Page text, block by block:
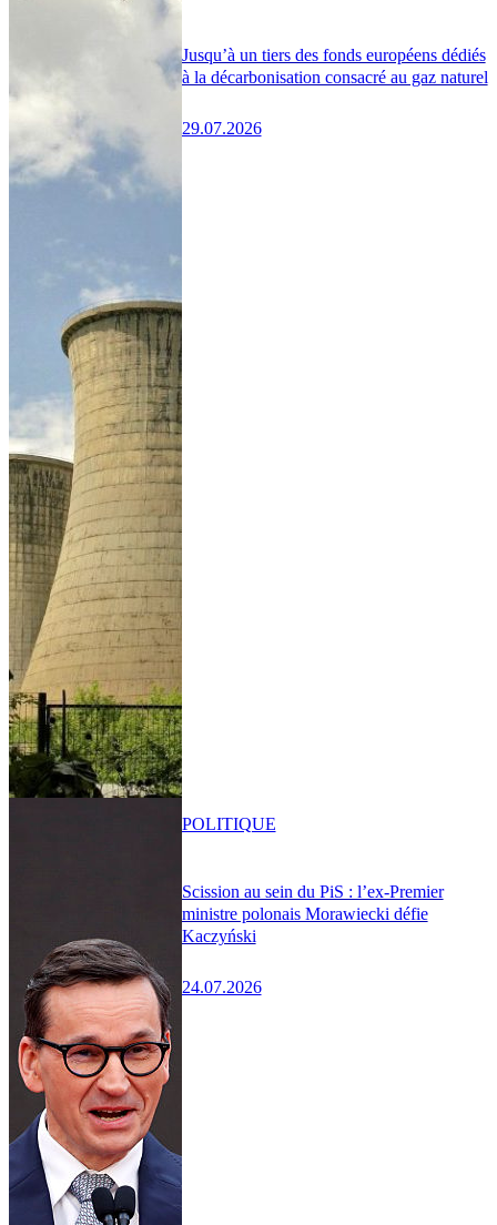
Jusqu’à un tiers des fonds européens dédiés
à la décarbonisation consacré au gaz naturel
29.07.2026
Scission au sein du PiS : l’ex-Premier
ministre polonais Morawiecki défie
Kaczyński
24.07.2026
POLITIQUE